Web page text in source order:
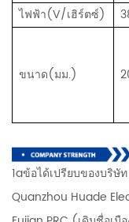
ไฟฟ้า(V/เฮิร์ตซ์)
ขนาด(มม.)
1aข้อได้เปรียบของบริษัท
Quanzhou Huade